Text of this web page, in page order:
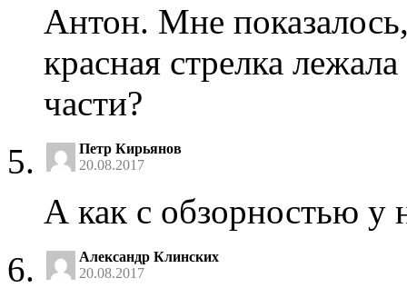
Антон. Мне
красная стрелка
части?
Петр Кирьянов
20.08.2017
А как с обзорностью у
Александр Клинских
20.08.2017